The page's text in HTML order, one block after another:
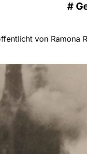
#
von Ramona